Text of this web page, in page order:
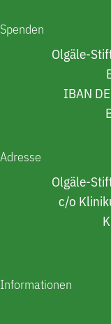
Spenden
Olgäle-
IBAN
Adresse
Olgäle-
c/o
Informationen